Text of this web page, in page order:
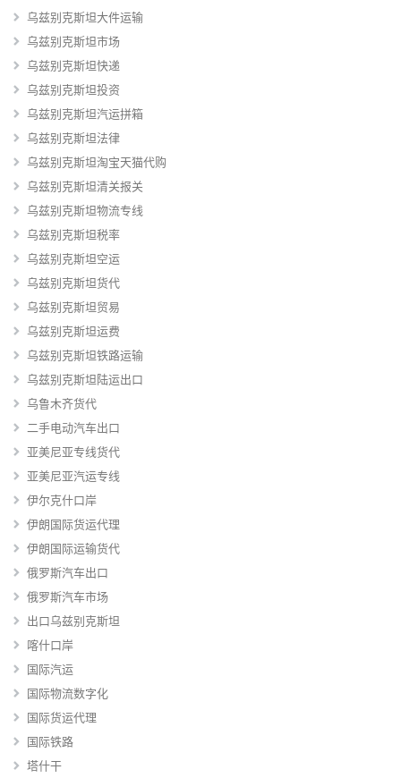
乌兹别克斯坦大件运输
乌兹别克斯坦市场
乌兹别克斯坦快递
乌兹别克斯坦投资
乌兹别克斯坦汽运拼箱
乌兹别克斯坦法律
乌兹别克斯坦淘宝天猫代购
乌兹别克斯坦清关报关
乌兹别克斯坦物流专线
乌兹别克斯坦税率
乌兹别克斯坦空运
乌兹别克斯坦货代
乌兹别克斯坦贸易
乌兹别克斯坦运费
乌兹别克斯坦铁路运输
乌兹别克斯坦陆运出口
乌鲁木齐货代
二手电动汽车出口
亚美尼亚专线货代
亚美尼亚汽运专线
伊尔克什口岸
伊朗国际货运代理
伊朗国际运输货代
俄罗斯汽车出口
俄罗斯汽车市场
出口乌兹别克斯坦
喀什口岸
国际汽运
国际物流数字化
国际货运代理
国际铁路
塔什干